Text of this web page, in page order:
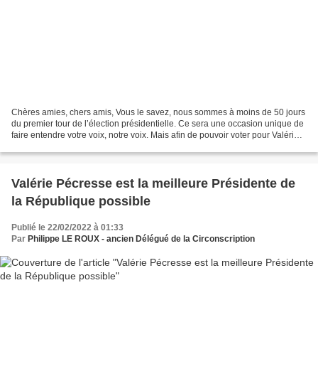
Chères amies, chers amis, Vous le savez, nous sommes à moins de 50 jours
du premier tour de l’élection présidentielle. Ce sera une occasion unique de
faire entendre votre voix, notre voix. Mais afin de pouvoir voter pour Valérie
Valérie Pécresse est la meilleure Présidente de
la République possible
Publié le 22/02/2022 à 01:33
Par Philippe LE ROUX - ancien Délégué de la Circonscription